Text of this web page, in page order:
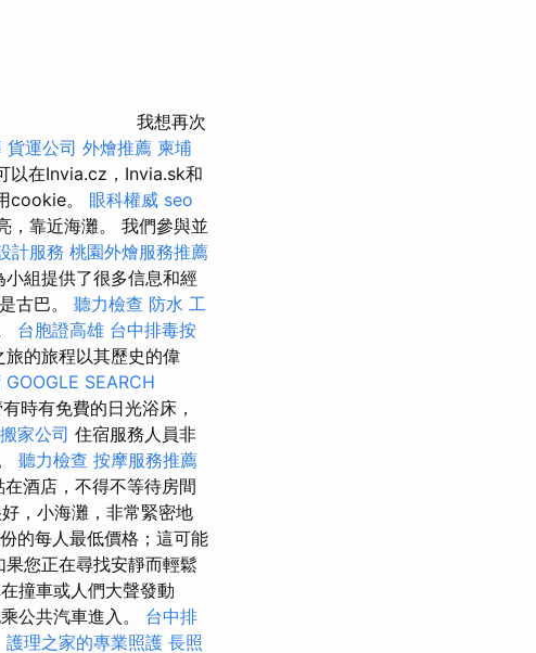
我想再次
貨運公司 外燴推薦 柬埔
以在Invia.cz，Invia.sk和
cookie。 眼科權威 seo
，靠近海灘。 我們參與並
計服務 桃園外燴服務推薦
組提供了很多信息和經
古巴。 聽力檢查 防水 工
台胞證高雄 台中排毒按
的旅程以其歷史的偉
GOOGLE SEARCH
時有免費的日光浴床，
家公司 住宿服務人員非
聽力檢查 按摩服務推薦
酒店，不得不等待房間
，小海灘，非常緊密地
的每人最低價格；這可能
您正在尋找安靜而輕鬆
撞車或人們大聲發動
公共汽車進入。 台中排
護理之家的專業照護 長照